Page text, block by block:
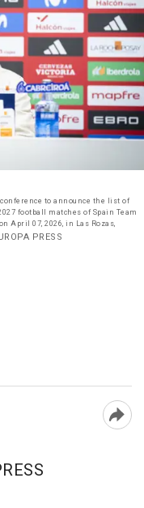
to announce the list of
football matches of Spain Team
April 07, 2026, in Las Rozas,
PRESS